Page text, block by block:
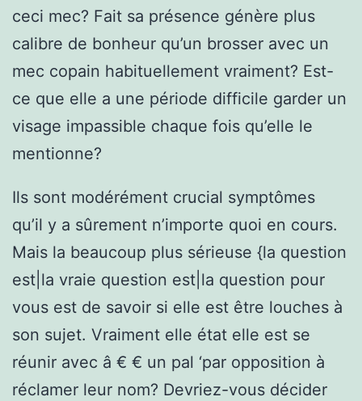
ceci mec? Fait sa présence génère plus
calibre de bonheur qu’un brosser avec un
mec copain habituellement vraiment? Est-
ce que elle a une période difficile garder un
visage impassible chaque fois qu’elle le
mentionne?
Ils sont modérément crucial symptômes
qu’il y a sûrement n’importe quoi en cours.
Mais la beaucoup plus sérieuse {la question
est|la vraie question est|la question pour
vous est de savoir si elle est être louches à
son sujet. Vraiment elle état elle est se
réunir avec â € € un pal ‘par opposition à
réclamer leur nom? Devriez-vous décider